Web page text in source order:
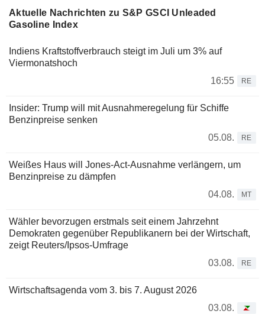
Aktuelle Nachrichten zu S&P GSCI Unleaded
Gasoline Index
Indiens Kraftstoffverbrauch steigt im Juli um 3% auf
Viermonatshoch
16:55
RE
Insider: Trump will mit Ausnahmeregelung für Schiffe
Benzinpreise senken
05.08.
RE
Weißes Haus will Jones-Act-Ausnahme verlängern, um
Benzinpreise zu dämpfen
04.08.
MT
Wähler bevorzugen erstmals seit einem Jahrzehnt
Demokraten gegenüber Republikanern bei der Wirtschaft,
zeigt Reuters/Ipsos-Umfrage
03.08.
RE
Wirtschaftsagenda vom 3. bis 7. August 2026
03.08.